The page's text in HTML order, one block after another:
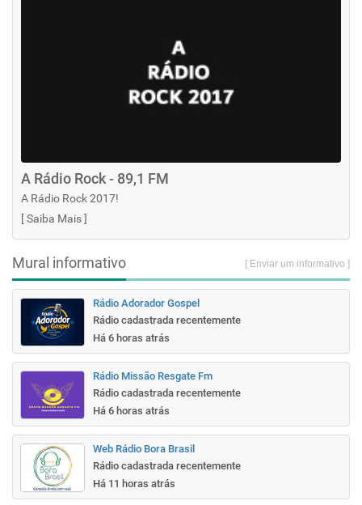
A Rádio Rock - 89,1 FM
A Rádio Rock 2017!
[Saiba Mais]
Mural informativo [ Enviar um informativo ]
Rádio Adorador Gospel
Rádio cadastrada recentemente
Há 6 horas atrás
Rádio Missão Resgate Fm
Rádio cadastrada recentemente
Há 6 horas atrás
Web Rádio Bora Brasil
Rádio cadastrada recentemente
Há 11 horas atrás